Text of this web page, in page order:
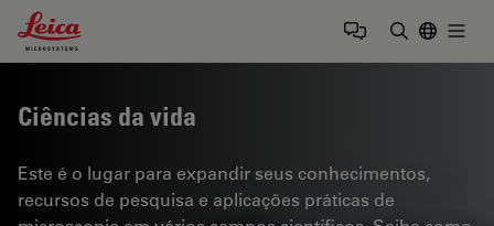
Leica Microsystems Logo
Ciências da vida
Este é o lugar para expandir seus conhecimentos,
recursos de pesquisa e aplicações práticas de